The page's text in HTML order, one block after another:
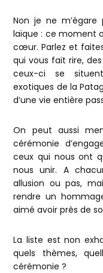
Non je ne m’égare
laïque : ce moment
cœur. Parlez et
qui vous fait rire,
ceux-ci se
exotiques de la
d’une vie entière
On peut aussi
cérémonie
ceux qui nous ont
nous unir. A
allusion ou pas,
rendre un
aimé avoir près de
La liste est non
quels thèmes,
cérémonie ?